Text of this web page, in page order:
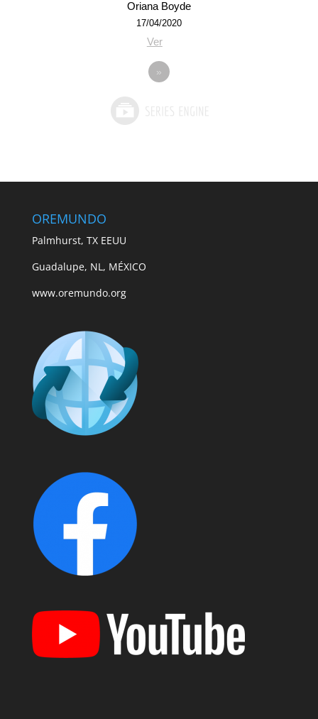
Oriana Boyde
17/04/2020
Ver
»
OREMUNDO
Palmhurst, TX EEUU
Guadalupe, NL, MÉXICO
www.oremundo.org